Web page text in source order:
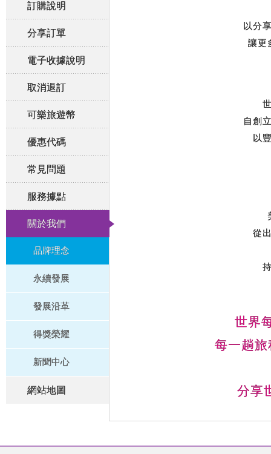
訂購說明
分享訂單
電子收據說明
取消退訂
可樂旅遊幣
優惠代碼
常見問題
服務據點
關於我們
品牌理念
永續發展
發展沿革
得獎榮耀
新聞中心
網站地圖
以分
讓更
自創
以
從
世界
每一趟
分享